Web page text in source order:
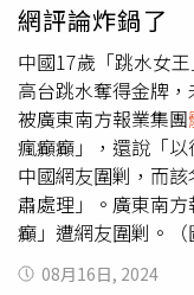
也發生在每一個國家
腳。文章進一步指出
大展身手，但近年
身影。有曾在日、
韓國棒球聯盟的水
年韓國棒球聯盟有
打擊率3成左右的打
手的水平更加低下
法擠進日本職棒的
們在國際賽事中很
網評論炸鍋了
中國17歲「跳水女
高台跳水奪得金牌
被廣東南方報業集團
瘋癲癲」，還說「
中國網友圍剿，而該
肅處理」。廣東南方
癲」遭網友圍剿。
國網友們見到朱小
晚」留言出征，「
08月16日, 2024